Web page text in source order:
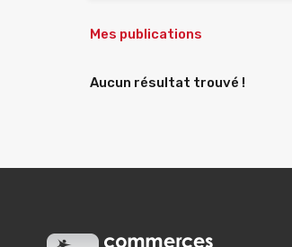
Mes publications
Aucun résultat trouvé !